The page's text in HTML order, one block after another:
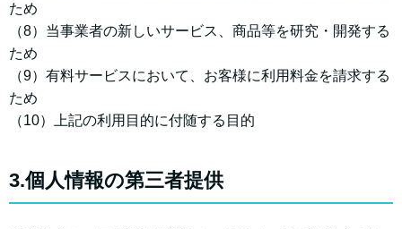
ため
（8）当事業者の新しいサービス、商品等を研究・開発する
ため
（9）有料サービスにおいて、お客様に利用料金を請求する
ため
（10）上記の利用目的に付随する目的
3.個人情報の第三者提供